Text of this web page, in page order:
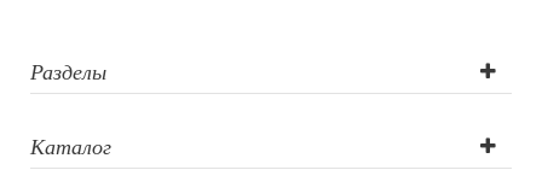
Разделы
Каталог